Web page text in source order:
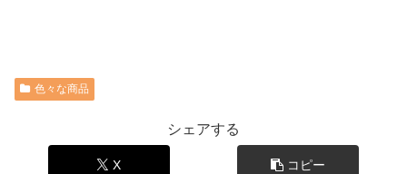
色々な商品
シェアする
X コピー